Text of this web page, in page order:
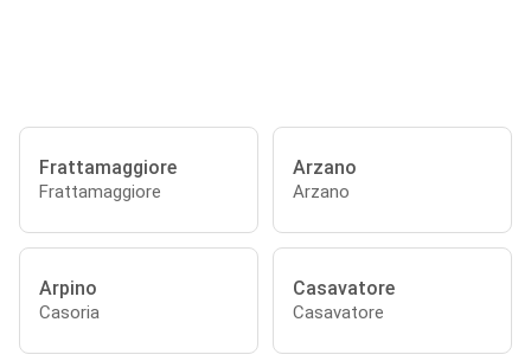
Frattamaggiore
Frattamaggiore
Arzano
Arzano
Arpino
Casoria
Casavatore
Casavatore